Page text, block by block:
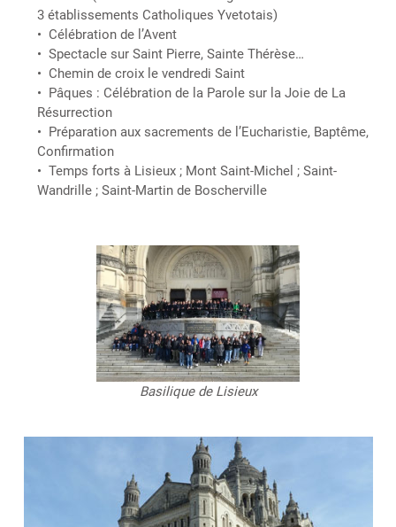
3 établissements Catholiques Yvetotais)
Célébration de l’Avent
Spectacle sur Saint Pierre, Sainte Thérèse…
Chemin de croix le vendredi Saint
Pâques : Célébration de la Parole sur la Joie de La
Résurrection
Préparation aux sacrements de l’Eucharistie, Baptême,
Confirmation
Temps forts à Lisieux ; Mont Saint-Michel ; Saint-
Wandrille ; Saint-Martin de Boscherville
Basilique de Lisieux